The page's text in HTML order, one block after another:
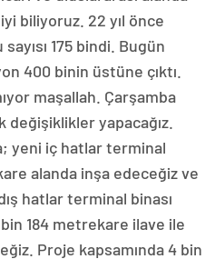
iyi biliyoruz. 22 yıl önce
175 bindi. Bugün
400 binin üstüne çıktı.
maşallah. Çarşamba
değişiklikler yapacağız.
yeni iç hatlar terminal
alanda inşa edeceğiz ve
hatlar terminal binası
184 metrekare ilave ile
Proje kapsamında 4 bin